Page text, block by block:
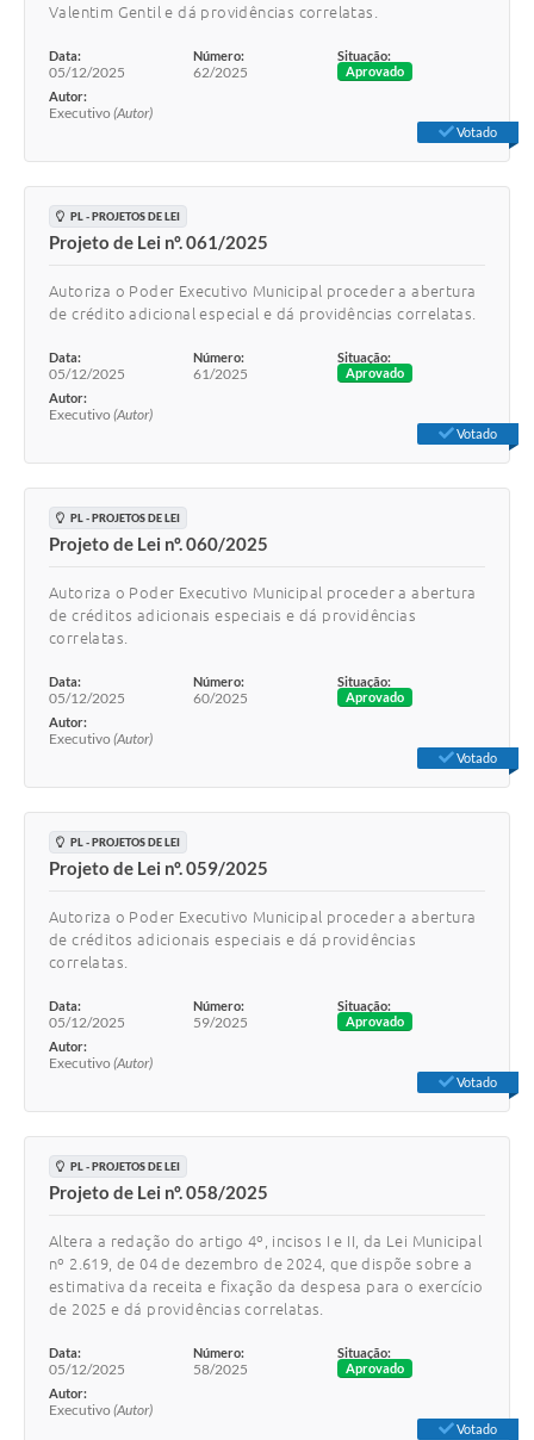
Valentim Gentil e dá providências correlatas.
Data:
05/12/2025
Número:
62/2025
Situação:
Aprovado
Autor:
Executivo (Autor)
Votado
PL - PROJETOS DE LEI
Projeto de Lei nº. 061/2025
Autoriza o Poder Executivo Municipal proceder a abertura
de crédito adicional especial e dá providências correlatas.
Data:
05/12/2025
Número:
61/2025
Situação:
Aprovado
Autor:
Executivo (Autor)
Votado
PL - PROJETOS DE LEI
Projeto de Lei nº. 060/2025
Autoriza o Poder Executivo Municipal proceder a abertura
de créditos adicionais especiais e dá providências
correlatas.
Data:
05/12/2025
Número:
60/2025
Situação:
Aprovado
Autor:
Executivo (Autor)
Votado
PL - PROJETOS DE LEI
Projeto de Lei nº. 059/2025
Autoriza o Poder Executivo Municipal proceder a abertura
de créditos adicionais especiais e dá providências
correlatas.
Data:
05/12/2025
Número:
59/2025
Situação:
Aprovado
Autor:
Executivo (Autor)
Votado
PL - PROJETOS DE LEI
Projeto de Lei nº. 058/2025
Altera a redação do artigo 4º, incisos I e II, da Lei Municipal
nº 2.619, de 04 de dezembro de 2024, que dispõe sobre a
estimativa da receita e fixação da despesa para o exercício
de 2025 e dá providências correlatas.
Data:
05/12/2025
Número:
58/2025
Situação:
Aprovado
Autor:
Executivo (Autor)
Votado